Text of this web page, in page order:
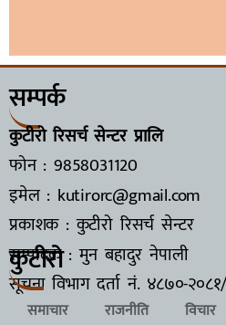
सम्पर्क
कुटीरो रिसर्च सेन्टर प्रालि
फोन : 9858031120
इमेल : kutirorc@gmail.com
प्रकाशक : कुटीरो रिसर्च सेन्टर
सम्पादक : मुन बहादुर नेपाली
सूचना विभाग दर्ता नं. ४८७०-
कुटीरो
समाचार राजनीति विचार